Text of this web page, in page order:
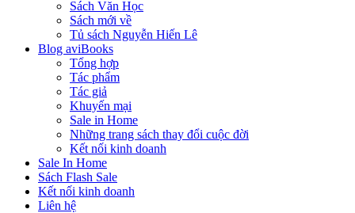
Sách Văn Học
Sách mới về
Tủ sách Nguyễn Hiến Lê
Blog aviBooks
Tổng hợp
Tác phẩm
Tác giả
Khuyến mại
Sale in Home
Những trang sách thay đổi cuộc đời
Kết nối kinh doanh
Sale In Home
Sách Flash Sale
Kết nối kinh doanh
Liên hệ